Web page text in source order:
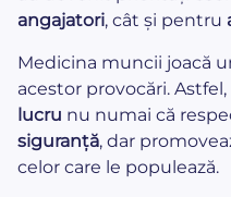
angajatori, cât și pentru
Medicina muncii joacă
acestor provocări.
lucru nu numai că
siguranță, dar
celor care le populează.